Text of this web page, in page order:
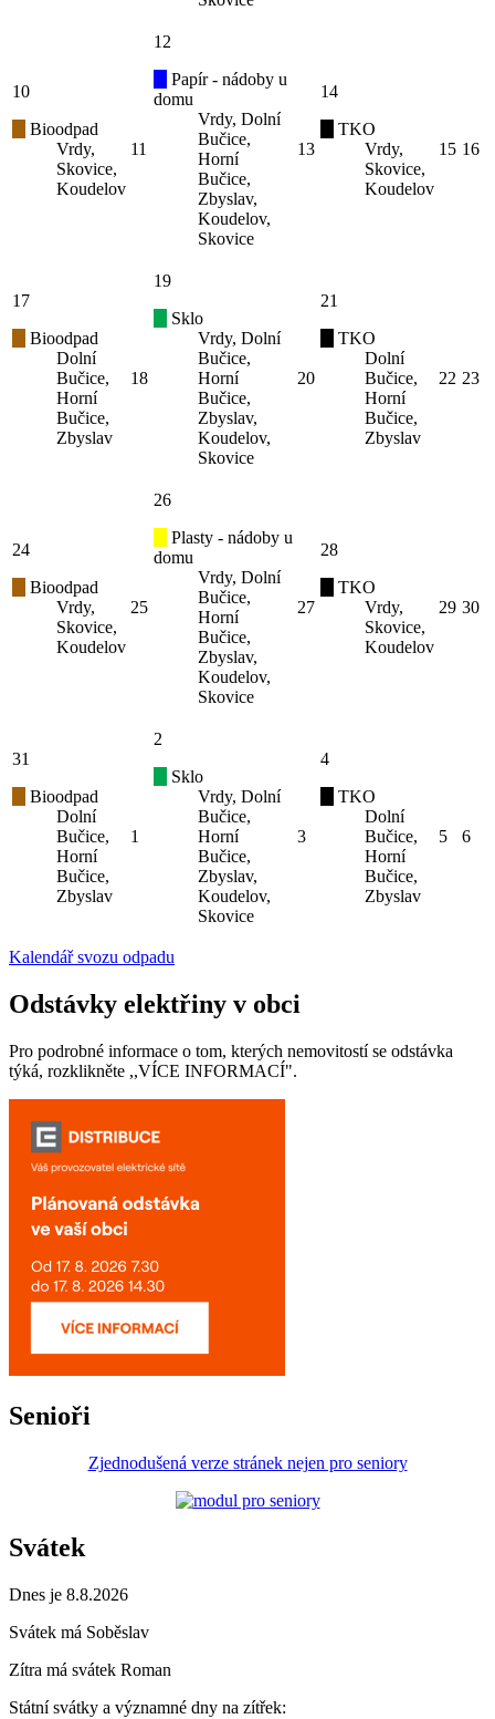
10
Bioodpad
Vrdy,
Skovice,
Koudelov
11
12
Papír - nádoby u
domu
Vrdy, Dolní
Bučice,
Horní
Bučice,
Zbyslav,
Koudelov,
Skovice
13
14
TKO
Vrdy,
Skovice,
Koudelov
15 16
17
Bioodpad
Dolní
Bučice,
Horní
Bučice,
Zbyslav
18
19
Sklo
Vrdy, Dolní
Bučice,
Horní
Bučice,
Zbyslav,
Koudelov,
Skovice
20
21
TKO
Dolní
Bučice,
Horní
Bučice,
Zbyslav
22 23
24
Bioodpad
Vrdy,
Skovice,
Koudelov
25
26
Plasty - nádoby u
domu
Vrdy, Dolní
Bučice,
Horní
Bučice,
Zbyslav,
Koudelov,
Skovice
27
28
TKO
Vrdy,
Skovice,
Koudelov
29 30
31
Bioodpad
Dolní
Bučice,
Horní
Bučice,
Zbyslav
1
2
Sklo
Vrdy, Dolní
Bučice,
Horní
Bučice,
Zbyslav,
Koudelov,
Skovice
3
4
TKO
Dolní
Bučice,
Horní
Bučice,
Zbyslav
5 6
Kalendář svozu odpadu
Odstávky elektřiny v obci
Pro podrobné informace o tom, kterých nemovitostí se odstávka
týká, rozklikněte ,,VÍCE INFORMACÍ".
Senioři
Zjednodušená verze stránek nejen pro seniory
Svátek
Dnes je 8.8.2026
Svátek má Soběslav
Zítra má svátek Roman
Státní svátky a významné dny na zítřek: